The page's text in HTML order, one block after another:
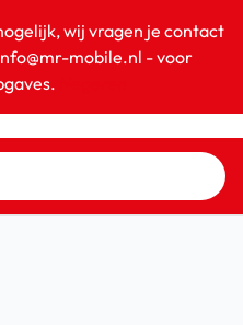
wij vragen je contact
mobile.nl - voor